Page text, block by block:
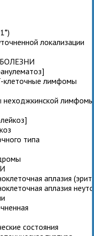
локализации
клеточные лимфомы
неходжкинской лимфомы
типа
аплазия
аплазия
состояния